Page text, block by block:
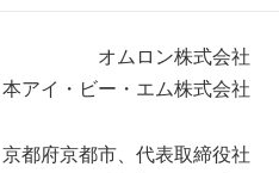
オムロン株式会社
本アイ・ビー・エム株式会社
都府京都市、代表取締役社